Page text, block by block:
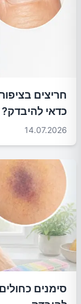
חריצים
כדאי להיבדק?
14.07.2026
סימנים